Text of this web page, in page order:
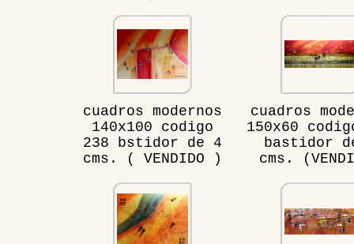
cuadros modernos
140x100 codigo
238 bstidor de 4
cms. ( VENDIDO )
cuadros
150x60
bastidor
cms.